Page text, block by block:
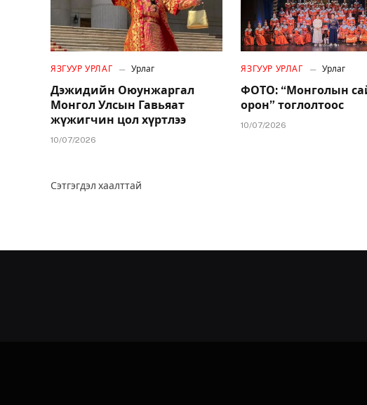
ЯЗГУУР УРЛАГ Урлаг
Дэжидийн Оюунжаргал
Монгол Улсын Гавьяат
жүжигчин цол хүртлээ
10/07/2026
ЯЗГУУР УРЛАГ Урлаг
ФОТО: “Монголын
орон” тоглолтоос
10/07/2026
Сэтгэгдэл хаалттай